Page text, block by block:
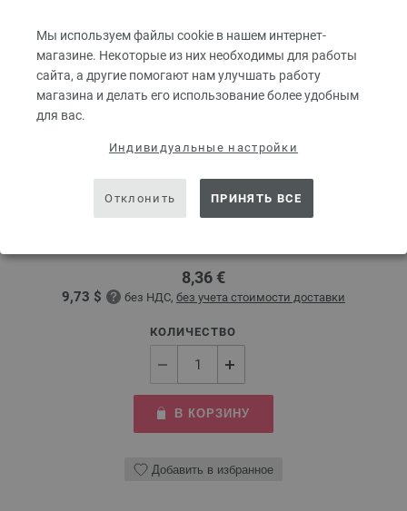
Мы используем файлы cookie в нашем интернет-
магазине. Некоторые из них необходимы для работы
сайта, а другие помогают нам улучшать работу
магазина и делать его использование более удобным
для вас.
Индивидуальные настройки
Отклонить ПРИНЯТЬ ВСЕ
длина 80 см
8,36 €
9,73 $ без НДС, без учета стоимости доставки
КОЛИЧЕСТВО
В КОРЗИНУ
Добавить в избранное